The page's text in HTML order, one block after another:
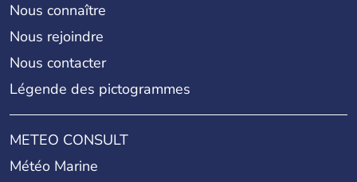
Nous connaître
Nous rejoindre
Nous contacter
Légende des pictogrammes
METEO CONSULT
Météo Marine